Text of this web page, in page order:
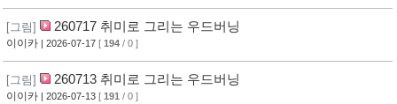
[그림] 260717 취미로 그리는 우드버닝
이이카 | 2026-07-17 [ 194 / 0 ]
[그림] 260713 취미로 그리는 우드버닝
이이카 | 2026-07-13 [ 191 / 0 ]